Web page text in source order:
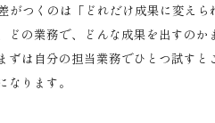
つくのは「どれだけ成果に変えら
の業務で、どんな成果を出すの
は自分の担当業務でひとつ試すと
ります。